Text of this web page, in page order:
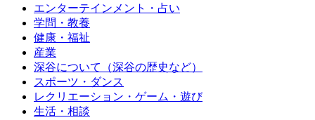
エンターテインメント・占い
学問・教養
健康・福祉
産業
深谷について（深谷の歴史など）
スポーツ・ダンス
レクリエーション・ゲーム・遊び
生活・相談